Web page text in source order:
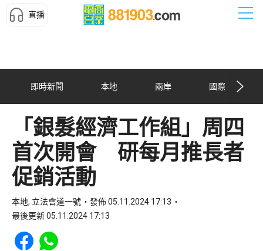
直播
即時新聞 本地 兩岸 國際
「銀髮經濟工作組」周四
首次開會 研每月推長者
促銷活動
本地, 立法會道一號
發佈 05.11.2024 17:13
最後更新 05.11.2024 17:13
Share to Facebook
Share to WhatsApp